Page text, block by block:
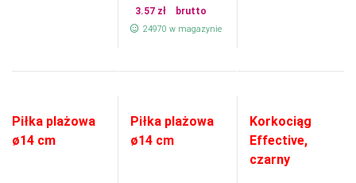
3.57 zł brutto
24970 w magazynie
Piłka plażowa
ø14 cm
Piłka plażowa
ø14 cm
Korkociąg
Effective,
czarny